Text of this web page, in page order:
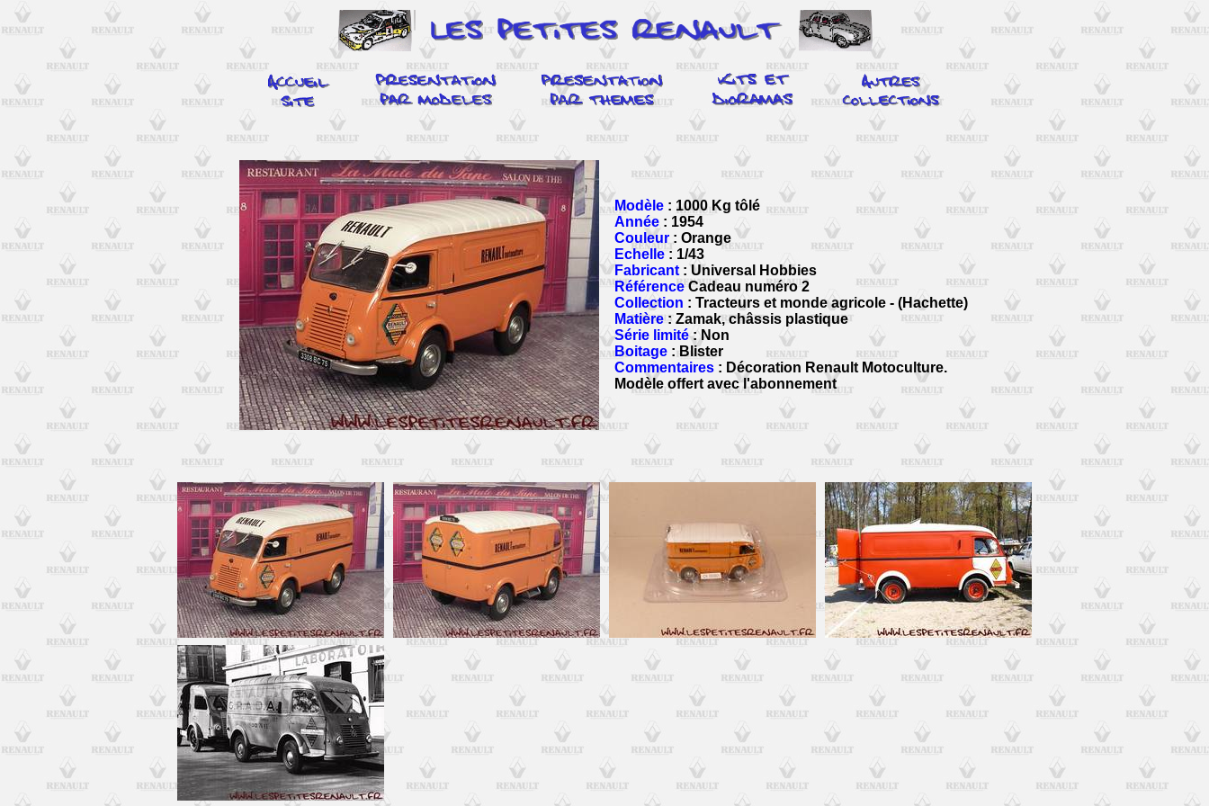
Modèle : 1000 Kg tôlé
Année : 1954
Couleur : Orange
Echelle: 1/43
Fabricant : Universal Hobbies
RéférenceCadeau numéro 2
Collection : Tracteurs et monde agricole - (Hachette)
Matière: Zamak, châssis plastique
Série limité: Non
Boitage : Blister
Commentaires : Décoration Renault Motoculture.
Modèle offert avec l'abonnement